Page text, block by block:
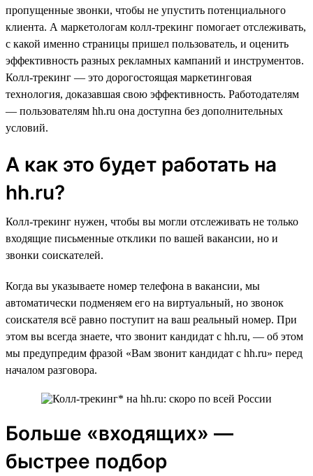
пропущенные звонки, чтобы не упустить потенциального
клиента. А маркетологам колл-трекинг помогает отслеживать,
с какой именно страницы пришел пользователь, и оценить
эффективность разных рекламных кампаний и инструментов.
Колл-трекинг — это дорогостоящая маркетинговая
технология, доказавшая свою эффективность. Работодателям
— пользователям hh.ru она доступна без дополнительных
условий.
А как это будет работать на
hh.ru?
Колл-трекинг нужен, чтобы вы могли отслеживать не только
входящие письменные отклики по вашей вакансии, но и
звонки соискателей.
Когда вы указываете номер телефона в вакансии, мы
автоматически подменяем его на виртуальный, но звонок
соискателя всё равно поступит на ваш реальный номер. При
этом вы всегда знаете, что звонит кандидат с hh.ru, — об этом
мы предупредим фразой «Вам звонит кандидат с hh.ru» перед
началом разговора.
Больше «входящих» —
быстрее подбор